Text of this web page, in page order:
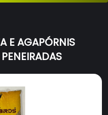
E AGAPÓRNIS